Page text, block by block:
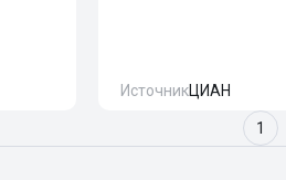
ИсточникЦИАН
1